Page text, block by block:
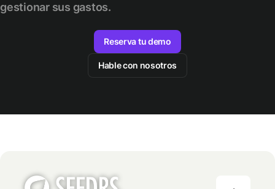
gestionar sus gastos.
Reserva tu demo
Hable con nosotros